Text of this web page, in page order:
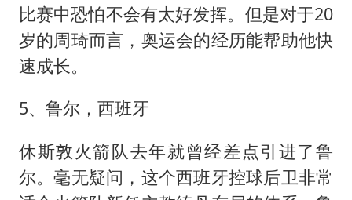
比赛中恐怕不会有太好发挥。但是对于20
岁的周琦而言，奥运会的经历能帮助他快
速成长。
5、鲁尔，西班牙
休斯敦火箭队去年就曾经差点引进了鲁
尔。毫无疑问，这个西班牙控球后卫非常